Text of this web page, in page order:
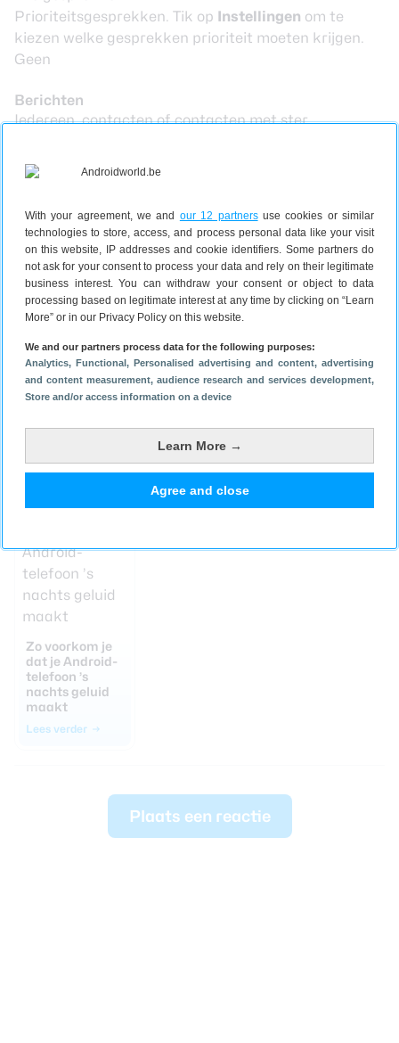
With your agreement, we and our 12 partnersuse cookies or similar
technologies to store, access, and process personal data like your visit
on this website, IP addresses and cookie identifiers. Some partners do
not ask for your consent to process your data and rely on their legitimate
business interest. You can withdraw your consent or object to data
processing based on legitimate interest at any time by clicking on “Learn
More” or in our Privacy Policy on this website.
We and our partners process data for the following purposes:
Analytics, Functional, Personalised advertising and content, advertising
and content measurement, audience research and services development,
Store and/or access information on a device
Learn More →
Agree and close
Prioriteitsgesprekken. Tik op Instellingen om te
kiezen welke gesprekken prioriteit moeten krijgen.
Geen
Berichten
Iedereen, contacten of contacten met ster
Herinneringen
Afspraken
Nu weet je hoe je ongestoord kunt genieten van een
serie of van je welverdiende nachtrust zonder dat je
onbereikbaar bent voor de mensen die heel belangrijk
in je leven zijn. Gebruik jij de uitzonderingen van de
niet storen-modus?
Dit artikel is onderdeel van onze AW Basics. Dat zijn
artikelen voor degenen die meer willen weten over de
basisbeginselen van Android, of hun Androidtelefoon.
zowel beginners als gevorderden interessant! Je
vindthier op Androidworldhet complete overzicht
Zo voorkom je
dat je Android-
telefoon ’s
nachts geluid
maakt
Lees verder
Plaats een reactie